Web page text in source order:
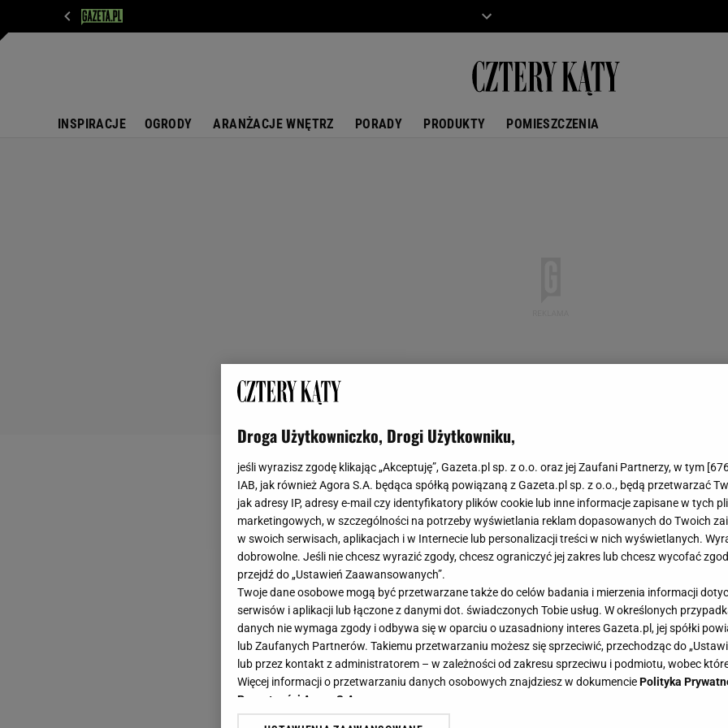
INSPIRACJE OGRODY ARANŻACJE WNĘTRZ PORADY PRODUKTY POMIESZCZENIA
Droga Użytkowniczko, Drogi Użytkowniku,
jeśli wyrazisz zgodę klikając „Akceptuję”, Gazeta.pl sp. z o.o. oraz jej Zaufani Partnerzy, w tym [
IAB, jak również Agora S.A. będąca spółką powiązaną z Gazeta.pl sp. z o.o., będą przetwarzać
jak adresy IP, adresy e-mail czy identyfikatory plików cookie lub inne informacje zapisane w tych
marketingowych, w szczególności na potrzeby wyświetlania reklam dopasowanych do Twoich
w swoich serwisach, aplikacjach i w Internecie lub personalizacji treści w nich wyświetlanych.
dobrowolne. Jeśli nie chcesz wyrazić zgody, chcesz ograniczyć jej zakres lub chcesz wycofać
przejdź do „Ustawień Zaawansowanych”.
Twoje dane osobowe mogą być przetwarzane także do celów badania i mierzenia informacji
serwisów i aplikacji lub łączone z danymi dot. świadczonych Tobie usług. W określonych
danych nie wymaga zgody i odbywa się w oparciu o uzasadniony interes Gazeta.pl, jej spółki
lub Zaufanych Partnerów. Takiemu przetwarzaniu możesz się sprzeciwić, przechodząc do
lub przez kontakt z administratorem – w zależności od zakresu sprzeciwu i podmiotu, wobec
Więcej informacji o przetwarzaniu danych osobowych znajdziesz w dokumenciePolityka
Prywatności Agora S.A.